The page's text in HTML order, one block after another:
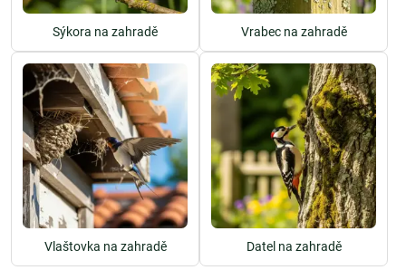
Sýkora na zahradě Vrabec na zahradě
Vlaštovka na zahradě Datel na zahradě